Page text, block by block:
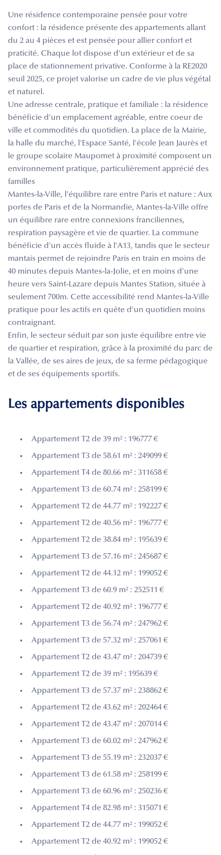
Une résidence contemporaine pensée pour votre
confort : la résidence présente des appartements allant
du 2 au 4 pièces et est pensée pour allier confort et
praticité. Chaque lot dispose d'un extérieur et de sa
place de stationnement privative. Conforme à la RE2020
seuil 2025, ce projet valorise un cadre de vie plus végétal
et naturel.
Une adresse centrale, pratique et familiale : la résidence
bénéficie d'un emplacement agréable, entre coeur de
ville et commodités du quotidien. La place de la Mairie,
la halle du marché, l'Espace Santé, l'école Jean Jaurès et
le groupe scolaire Maupomet à proximité composent un
environnement pratique, particulièrement apprécié des
familles
Mantes-la-Ville, l'équilibre rare entre Paris et nature : Aux
portes de Paris et de la Normandie, Mantes-la-Ville offre
un équilibre rare entre connexions franciliennes,
respiration paysagère et vie de quartier. La commune
bénéficie d'un accès fluide à l'A13, tandis que le secteur
mantais permet de rejoindre Paris en train en moins de
40 minutes depuis Mantes-la-Jolie, et en moins d'une
heure vers Saint-Lazare depuis Mantes Station, située à
seulement 700m. Cette accessibilité rend Mantes-la-Ville
pratique pour les actifs en quête d'un quotidien moins
contraignant.
Enfin, le secteur séduit par son juste équilibre entre vie
de quartier et respiration, grâce à la proximité du parc de
la Vallée, de ses aires de jeux, de sa ferme pédagogique
et de ses équipements sportifs.
Les appartements disponibles
Appartement T2 de 39 m² : 196777 €
Appartement T3 de 58.61 m² : 249099 €
Appartement T4 de 80.66 m² : 311658 €
Appartement T3 de 60.74 m² : 258199 €
Appartement T2 de 44.77 m² : 192227 €
Appartement T2 de 40.56 m² : 196777 €
Appartement T2 de 38.84 m² : 195639 €
Appartement T3 de 57.16 m² : 245687 €
Appartement T2 de 44.12 m² : 199052 €
Appartement T3 de 60.9 m² : 252511 €
Appartement T2 de 40.92 m² : 196777 €
Appartement T3 de 56.74 m² : 247962 €
Appartement T3 de 57.32 m² : 257061 €
Appartement T2 de 43.47 m² : 204739 €
Appartement T2 de 39 m² : 195639 €
Appartement T3 de 57.37 m² : 238862 €
Appartement T2 de 43.62 m² : 202464 €
Appartement T2 de 43.47 m² : 207014 €
Appartement T3 de 60.02 m² : 247962 €
Appartement T3 de 55.19 m² : 232037 €
Appartement T3 de 61.58 m² : 258199 €
Appartement T3 de 60.96 m² : 250236 €
Appartement T4 de 82.98 m² : 315071 €
Appartement T2 de 44.77 m² : 199052 €
Appartement T2 de 40.92 m² : 199052 €